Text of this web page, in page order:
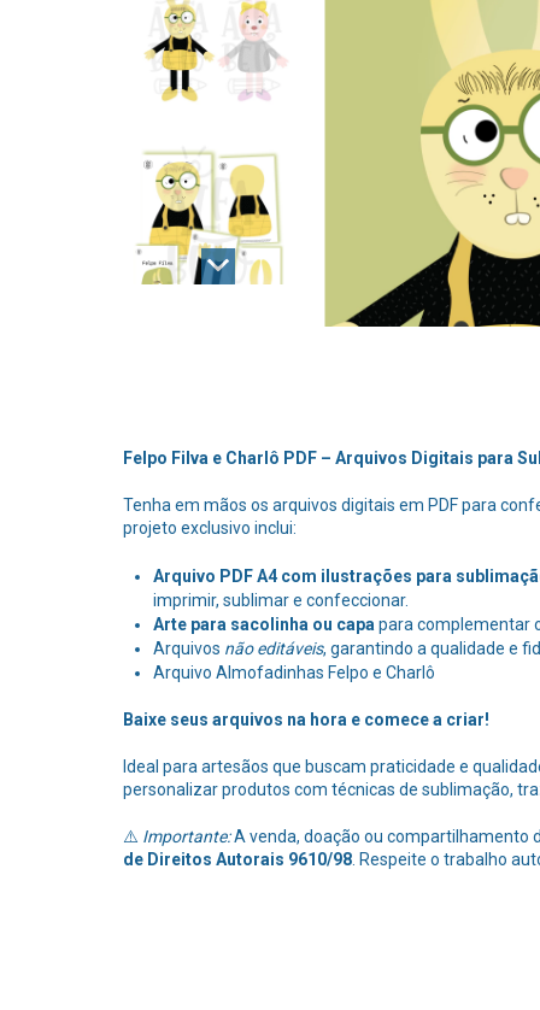
Felpo Filva e Charlô PDF – Arquivos Digitais para
Tenha em mãos os arquivos digitais em PDF para
projeto exclusivo inclui:
Arquivo PDF A4 com ilustrações para
imprimir, sublimar e confeccionar.
Arte para sacolinha ou capa para complementar
Arquivos não editáveis, garantindo a qualidade e
Arquivo Almofadinhas Felpo e Charlô
Baixe seus arquivos na hora e comece a criar!
Ideal para artesãos que buscam praticidade e
personalizar produtos com técnicas de sublimação,
⚠️ Importante:A venda, doação ou compartilhamento
de Direitos Autorais 9610/98 . Respeite o trabalho